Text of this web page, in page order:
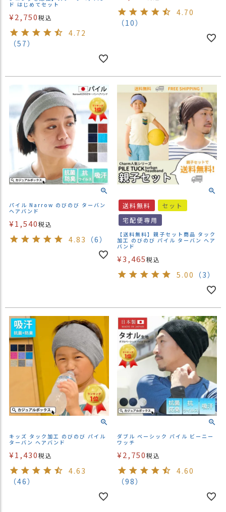
ド はじめてセット
¥2,750税込
4.72
（57）
4.70
（10）
パイル Narrow のびのび ターバン
ヘアバンド
¥1,540税込
4.83 （6）
送料無料
セット
宅配便専用
【送料無料】親子セット商品 タック
加工 のびのび パイル ターバン ヘア
バンド
¥3,465税込
5.00 （3）
キッズ タック加工 のびのび パイル
ターバン ヘアバンド
¥1,430税込
4.63
（46）
ダブル ベーシック パイル ビーニー
ワッチ
¥2,750税込
4.60
（98）